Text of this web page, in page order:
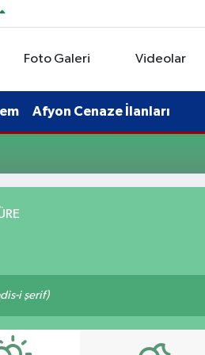
Foto Galeri Videolar
Afyon Cenaze İlanları
i şerif)